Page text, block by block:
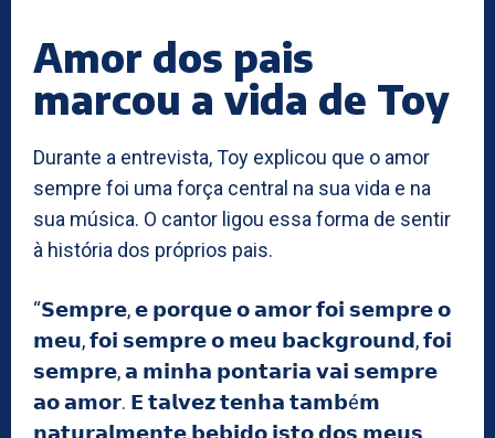
Amor dos pais
marcou a vida de Toy
Durante a entrevista, Toy explicou que o amor
sempre foi uma força central na sua vida e na
sua música. O cantor ligou essa forma de sentir
à história dos próprios pais.
“𝗦𝗲𝗺𝗽𝗿𝗲, 𝗲 𝗽𝗼𝗿𝗾𝘂𝗲 𝗼 𝗮𝗺𝗼𝗿 𝗳𝗼𝗶 𝘀𝗲𝗺𝗽𝗿𝗲 𝗼
𝗺𝗲𝘂, 𝗳𝗼𝗶 𝘀𝗲𝗺𝗽𝗿𝗲 𝗼 𝗺𝗲𝘂 𝗯𝗮𝗰𝗸𝗴𝗿𝗼𝘂𝗻𝗱, 𝗳𝗼𝗶
𝘀𝗲𝗺𝗽𝗿𝗲, 𝗮 𝗺𝗶𝗻𝗵𝗮 𝗽𝗼𝗻𝘁𝗮𝗿𝗶𝗮 𝘃𝗮𝗶 𝘀𝗲𝗺𝗽𝗿𝗲
𝗮𝗼 𝗮𝗺𝗼𝗿. 𝗘 𝘁𝗮𝗹𝘃𝗲𝘇 𝘁𝗲𝗻𝗵𝗮 𝘁𝗮𝗺𝗯é𝗺
𝗻𝗮𝘁𝘂𝗿𝗮𝗹𝗺𝗲𝗻𝘁𝗲 𝗯𝗲𝗯𝗶𝗱𝗼 𝗶𝘀𝘁𝗼 𝗱𝗼𝘀 𝗺𝗲𝘂𝘀